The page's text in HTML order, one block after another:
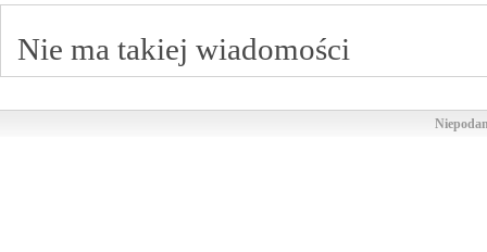
Nie ma takiej wiadomości